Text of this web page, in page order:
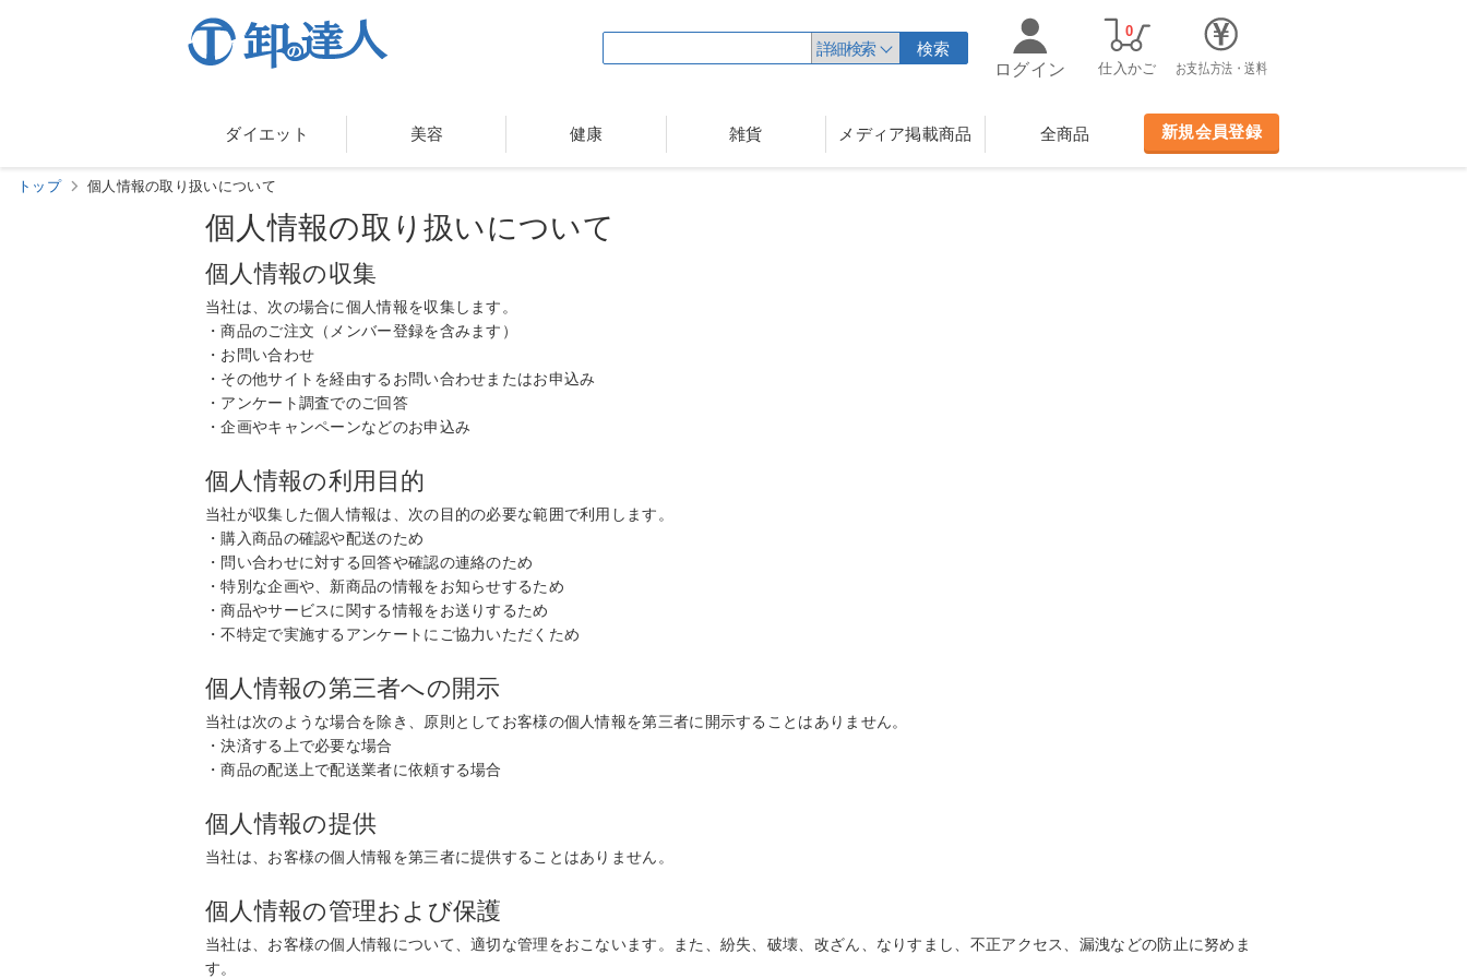
詳細検索
検索
ログイン
仕入かご
0
お支払方法・送料
ダイエット 美容 健康 雑貨 メディア掲載商品 全商品 新規会員登録
トップ 個人情報の取り扱いについて
個人情報の取り扱いについて
個人情報の収集
当社は、次の場合に個人情報を収集します。
・商品のご注文（メンバー登録を含みます）
・お問い合わせ
・その他サイトを経由するお問い合わせまたはお申込み
・アンケート調査でのご回答
・企画やキャンペーンなどのお申込み
個人情報の利用目的
当社が収集した個人情報は、次の目的の必要な範囲で利用します。
・購入商品の確認や配送のため
・問い合わせに対する回答や確認の連絡のため
・特別な企画や、新商品の情報をお知らせするため
・商品やサービスに関する情報をお送りするため
・不特定で実施するアンケートにご協力いただくため
個人情報の第三者への開示
当社は次のような場合を除き、原則としてお客様の個人情報を第三者に開示することはありません。
・決済する上で必要な場合
・商品の配送上で配送業者に依頼する場合
個人情報の提供
当社は、お客様の個人情報を第三者に提供することはありません。
個人情報の管理および保護
当社は、お客様の個人情報について、適切な管理をおこないます。また、紛失、破壊、改ざん、なりすまし、不正アクセス、漏洩などの防止に努めま
す。